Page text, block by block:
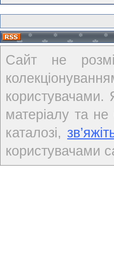
Сайт не
користувачами.
матеріалу та
каталозі,
користувачами